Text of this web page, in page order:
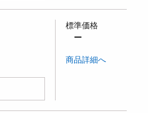
標準価格
ー
商品詳細へ